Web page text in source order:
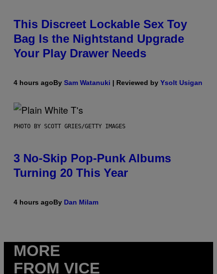
This Discreet Lockable Sex Toy
Bag Is the Nightstand Upgrade
Your Play Drawer Needs
4 hours agoBy Sam Watanuki | Reviewed by Ysolt Usigan
PHOTO BY SCOTT GRIES/GETTY IMAGES
3 No-Skip Pop-Punk Albums
Turning 20 This Year
4 hours agoBy Dan Milam
MORE
FROM VICE